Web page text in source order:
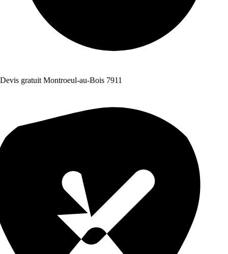
Devis gratuit Montroeul-au-Bois 7911